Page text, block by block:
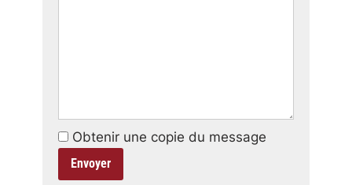
Obtenir une copie du message
Envoyer